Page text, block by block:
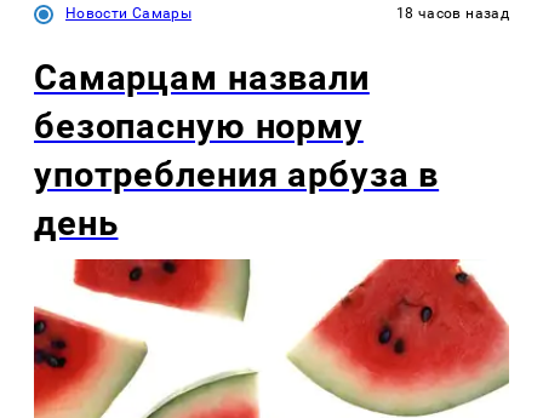
Новости Самары 18 часов назад
Самарцам назвали
безопасную норму
употребления арбуза в
день